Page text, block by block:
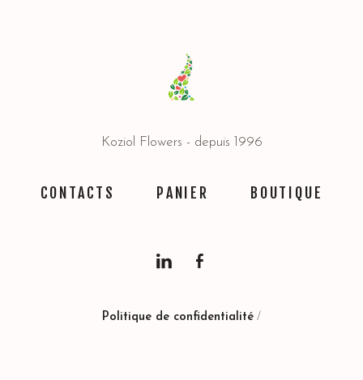
Koziol Flowers - depuis 1996
CONTACTS PANIER BOUTIQUE
Politique de confidentialité /